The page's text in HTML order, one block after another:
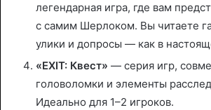
легендарная игра, где вам
с самим Шерлоком. Вы читаете
улики и допросы — как в
«EXIT: Квест» — серия игр,
головоломки и элементы
Идеально для 1–2 игроков.